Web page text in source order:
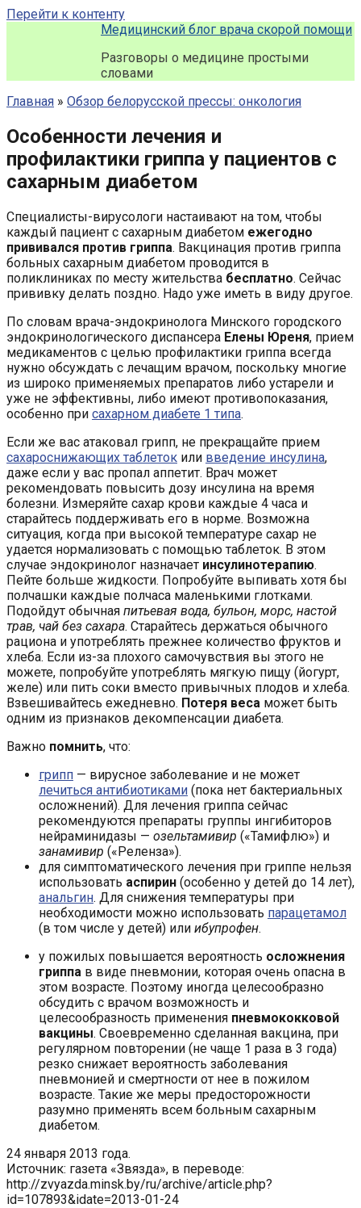
Перейти к контенту
Медицинский блог врача скорой помощи
Разговоры о медицине простыми
словами
Главная » Обзор белорусской прессы: онкология
Особенности лечения и
профилактики гриппа у пациентов с
сахарным диабетом
Специалисты-вирусологи настаивают на том, чтобы
каждый пациент с сахарным диабетом ежегодно
прививался против гриппа. Вакцинация против гриппа
больных сахарным диабетом проводится в
поликлиниках по месту жительства бесплатно. Сейчас
прививку делать поздно. Надо уже иметь в виду другое.
По словам врача-эндокринолога Минского городского
эндокринологического диспансера Елены Юреня, прием
медикаментов с целью профилактики гриппа всегда
нужно обсуждать с лечащим врачом, поскольку многие
из широко применяемых препаратов либо устарели и
уже не эффективны, либо имеют противопоказания,
особенно при сахарном диабете 1 типа.
Если же вас атаковал грипп, не прекращайте прием
сахароснижающих таблеток или введение инсулина,
даже если у вас пропал аппетит. Врач может
рекомендовать повысить дозу инсулина на время
болезни. Измеряйте сахар крови каждые 4 часа и
старайтесь поддерживать его в норме. Возможна
ситуация, когда при высокой температуре сахар не
удается нормализовать с помощью таблеток. В этом
случае эндокринолог назначает инсулинотерапию.
Пейте больше жидкости. Попробуйте выпивать хотя бы
полчашки каждые полчаса маленькими глотками.
Подойдут обычная питьевая вода, бульон, морс, настой
трав, чай без сахара. Старайтесь держаться обычного
рациона и употреблять прежнее количество фруктов и
хлеба. Если из-за плохого самочувствия вы этого не
можете, попробуйте употреблять мягкую пищу (йогурт,
желе) или пить соки вместо привычных плодов и хлеба.
Взвешивайтесь ежедневно. Потеря веса может быть
одним из признаков декомпенсации диабета.
Важно помнить, что:
грипп — вирусное заболевание и не может
лечиться антибиотиками (пока нет бактериальных
осложнений). Для лечения гриппа сейчас
рекомендуются препараты группы ингибиторов
нейраминидазы — озельтамивир («Тамифлю») и
занамивир («Реленза»).
для симптоматического лечения при гриппе нельзя
использовать аспирин (особенно у детей до 14 лет),
анальгин. Для снижения температуры при
необходимости можно использовать парацетамол
(в том числе у детей) или ибупрофен.
у пожилых повышается вероятность осложнения
гриппа в виде пневмонии, которая очень опасна в
этом возрасте. Поэтому иногда целесообразно
обсудить с врачом возможность и
целесообразность применения пневмококковой
вакцины. Своевременно сделанная вакцина, при
регулярном повторении (не чаще 1 раза в 3 года)
резко снижает вероятность заболевания
пневмонией и смертности от нее в пожилом
возрасте. Такие же меры предосторожности
разумно применять всем больным сахарным
диабетом.
24 января 2013 года.
Источник: газета «Звязда», в переводе:
http://zvyazda.minsk.by/ru/archive/article.php?
id=107893&idate=2013-01-24